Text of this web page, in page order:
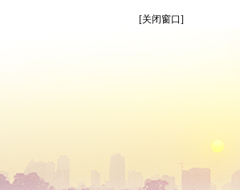
[关闭窗口]